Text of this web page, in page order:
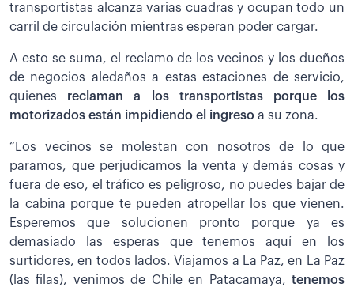
transportistas alcanza varias cuadras y ocupan todo un
carril de circulación mientras esperan poder cargar.
A esto se suma, el reclamo de los vecinos y los dueños
de negocios aledaños a estas estaciones de servicio,
quienes reclaman a los transportistas porque los
motorizados están impidiendo el ingreso a su zona.
“Los vecinos se molestan con nosotros de lo que
paramos, que perjudicamos la venta y demás cosas y
fuera de eso, el tráfico es peligroso, no puedes bajar de
la cabina porque te pueden atropellar los que vienen.
Esperemos que solucionen pronto porque ya es
demasiado las esperas que tenemos aquí en los
surtidores, en todos lados. Viajamos a La Paz, en La Paz
(las filas), venimos de Chile en Patacamaya, tenemos